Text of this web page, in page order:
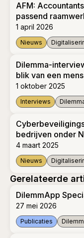
AFM:
passend
1 april 2026
Nieuws
Dilemma-
blik van een
1 oktober 2025
Interviews
bedrijven onder
4 maart 2025
Nieuws
Gerelateerde
DilemmApp
27 mei 2026
Publicaties